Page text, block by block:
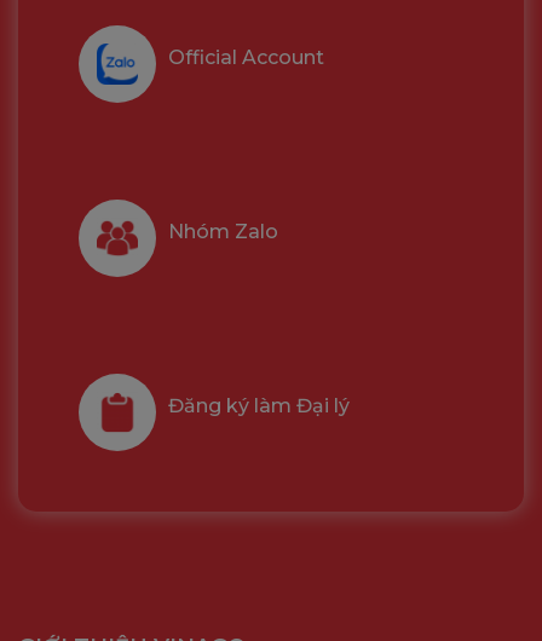
Official Account
Nhóm Zalo
Đăng ký làm Đại lý